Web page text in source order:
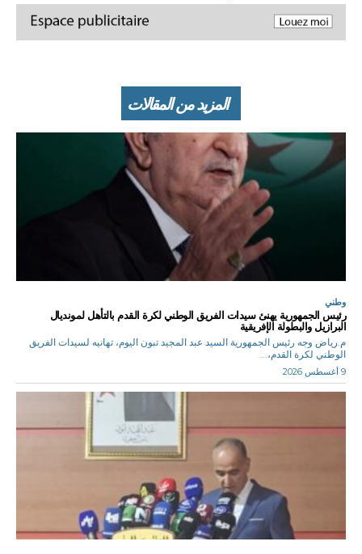
المزيد من المقالات
وطني
رئيس الجمهورية يهنئ سيدات الفريق الوطني لكرة القدم بالتأهل لمونديال
البرازيل والبطولة الإفريقية
م.رياض وجه رئيس الجمهورية السيد عبد المجيد تبون اليوم، تهانيه لسيدات الفريق
الوطني لكرة القدم،...
9 أغسطس 2026